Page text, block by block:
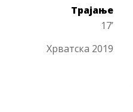
Трајање
17’
Хрватска 2019